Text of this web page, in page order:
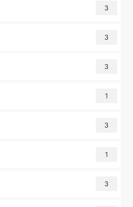
3
3
3
1
3
1
3